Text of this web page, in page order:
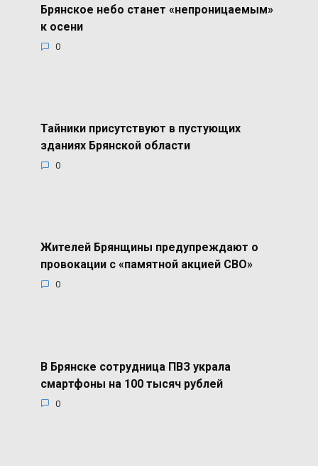
Брянское небо станет «непроницаемым»
к осени
0
Тайники присутствуют в пустующих
зданиях Брянской области
0
Жителей Брянщины предупреждают о
провокации с «памятной акцией СВО»
0
В Брянске сотрудница ПВЗ украла
смартфоны на 100 тысяч рублей
0